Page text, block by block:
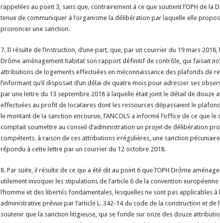
rappelées au point 3, sans que, contrairement à ce que soutient l’OPH de la
tenue de communiquer à l’organisme la délibération par laquelle elle
prononcer une sanction.
7. Il résulte de l’instruction, d’une part, que, par un courrier du 19 mars 2018,
Drôme aménagement habitat son rapport définitif de contrôle, qui faisait
attributions de logements effectuées en méconnaissance des plafonds de
l’informant qu’il disposait d’un délai de quatre mois pour adresser ses
par une lettre du 13 septembre 2018 à laquelle était joint le détail de douze
effectuées au profit de locataires dont les ressources dépassaient le
le montant de la sanction encourue, l’ANCOLS a informé l’office de ce que
comptait soumettre au conseil d’administration un projet de délibération
compétents, à raison de ces attributions irrégulières, une sanction pécuniaire
répondu à cette lettre par un courrier du 12 octobre 2018.
8. Par suite, il résulte de ce qui a été dit au point 6 que l’OPH Drôme
utilement invoquer les stipulations de l’article 6 de la convention
l’homme et des libertés fondamentales, lesquelles ne sont pas applicables
administrative prévue par l’article L. 342-14 du code de la construction et de
soutenir que la sanction litigieuse, qui se fonde sur onze des douze